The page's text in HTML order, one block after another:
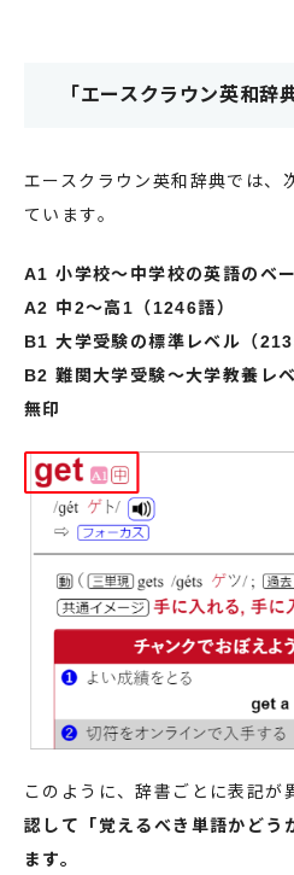
「エースクラウン英和辞
エースクラウン英和辞典では、
ています。
A1 小学校～中学校の英語のベ
A2 中2～高1（1246語）
B1 大学受験の標準レベル（
B2 難関大学受験～大学教養レ
無印
このように、辞書ごとに表記が
認して「覚えるべき単語かどう
ます。